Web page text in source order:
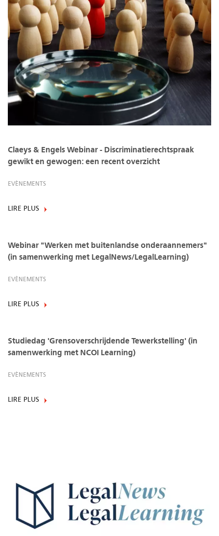
Claeys & Engels Webinar - Discriminatierechtspraak
gewikt en gewogen: een recent overzicht
EVÈNEMENTS
LIRE PLUS
Webinar "Werken met buitenlandse onderaannemers"
(in samenwerking met LegalNews/LegalLearning)
EVÈNEMENTS
LIRE PLUS
Studiedag 'Grensoverschrijdende Tewerkstelling' (in
samenwerking met NCOI Learning)
EVÈNEMENTS
LIRE PLUS